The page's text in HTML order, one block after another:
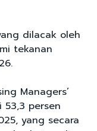
dilacak oleh
tekanan
Managers’
persen
yang secara